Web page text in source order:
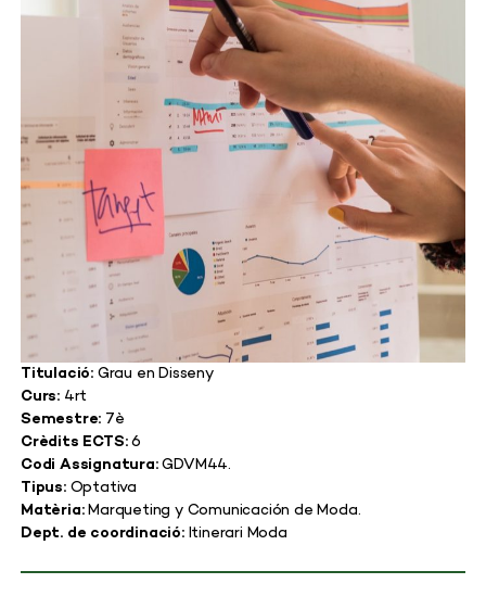
Titulació:Grau en Disseny
Curs:4rt
Semestre: 7è
Crèdits ECTS:6
Codi Assignatura:GDVM44.
Tipus:Optativa
Matèria:Marqueting y Comunicación de Moda.
Dept. de coordinació:Itinerari Moda